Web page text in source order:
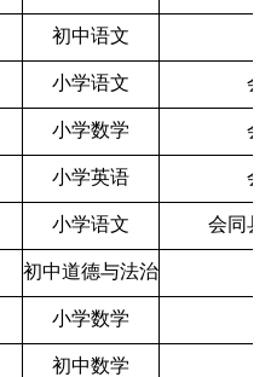
初中语文
小学语文 会
小学数学 会
小学英语 会
小学语文 会同县
初中道德与法治
小学数学
初中数学